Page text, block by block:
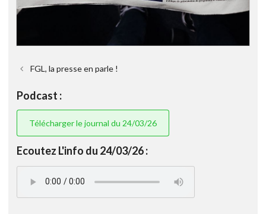
FGL, la presse en parle !
Podcast :
Télécharger le journal du 24/03/26
Ecoutez L'info du 24/03/26 :